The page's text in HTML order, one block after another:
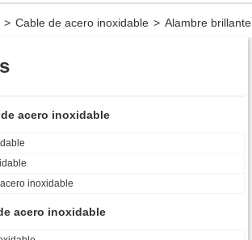
> Cable de acero inoxidable > Alambre
acero inoxidable
inoxidable
acero inoxidable